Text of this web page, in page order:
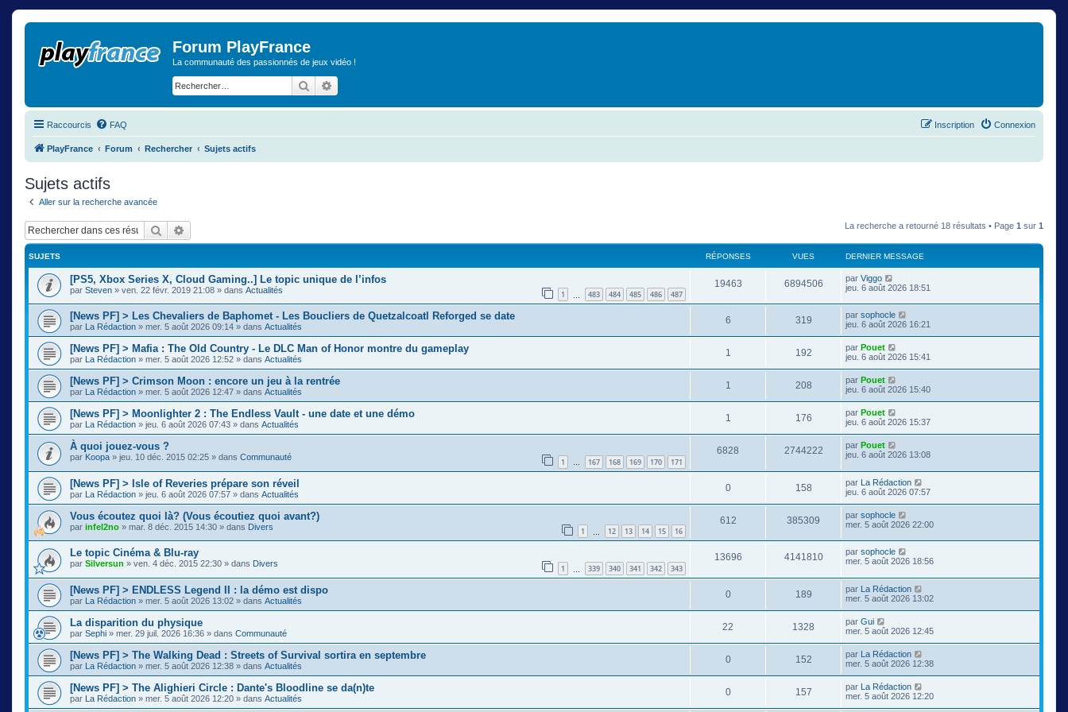
Forum PlayFrance
La communauté des passionnés de jeux vidéo !
Rechercher
Raccourcis FAQ Connexion
Inscription
PlayFrance Forum Rechercher Sujets actifs
Sujets actifs
Aller sur la recherche avancée
Rechercher La recherche a retourné 18 résultats • Page 1 sur 1
SUJETS RÉPONSES VUES DERNIER MESSAGE
[PS5, Xbox Series X, Cloud Gaming..] Le topic unique de l’infos
par Steven » ven. 22 févr. 2019 21:08 » dans Actualités 1 483 484 485 486 487
19463 6894506 par Viggo
jeu. 6 août 2026 18:51
[News PF] > Les Chevaliers de Baphomet - Les Boucliers de Quetzalcoatl Reforged se date
par La Rédaction » mer. 5 août 2026 09:14 » dans Actualités
6 319 par sophocle
jeu. 6 août 2026 16:21
[News PF] > Mafia : The Old Country - Le DLC Man of Honor montre du gameplay
par La Rédaction » mer. 5 août 2026 12:52 » dans Actualités
1 192 par Pouet
jeu. 6 août 2026 15:41
[News PF] > Crimson Moon : encore un jeu à la rentrée
par La Rédaction » mer. 5 août 2026 12:47 » dans Actualités
1 208 par Pouet
jeu. 6 août 2026 15:40
[News PF] > Moonlighter 2 : The Endless Vault - une date et une démo
par La Rédaction » jeu. 6 août 2026 07:43 » dans Actualités
1 176 par Pouet
jeu. 6 août 2026 15:37
À quoi jouez-vous ?
par Koopa » jeu. 10 déc. 2015 02:25 » dans Communauté 1 … 167 168 169 170 171
6828 2744222 par Pouet
jeu. 6 août 2026 13:08
[News PF] > Isle of Reveries prépare son réveil
par La Rédaction » jeu. 6 août 2026 07:57 » dans Actualités
0 158 par La Rédaction
jeu. 6 août 2026 07:57
Vous écoutez quoi là? (Vous écoutiez quoi avant?)
par infel2no » mar. 8 déc. 2015 14:30 » dans Divers 1 12 13 14 15 16
612 385309 par sophocle
mer. 5 août 2026 22:00
Le topic Cinéma & Blu-ray
par Silversun » ven. 4 déc. 2015 22:30 » dans Divers 1 339 340 341 342 343
13696 4141810 par sophocle
mer. 5 août 2026 18:56
[News PF] > ENDLESS Legend II : la démo est dispo
par La Rédaction » mer. 5 août 2026 13:02 » dans Actualités
0 189 par La Rédaction
mer. 5 août 2026 13:02
La disparition du physique
par Sephi » mer. 29 juil. 2026 16:36 » dans Communauté
22 1328 par Gui
mer. 5 août 2026 12:45
[News PF] > The Walking Dead : Streets of Survival sortira en septembre
par La Rédaction » mer. 5 août 2026 12:38 » dans Actualités
0 152 par La Rédaction
mer. 5 août 2026 12:38
[News PF] > The Alighieri Circle : Dante's Bloodline se da(n)te
par La Rédaction » mer. 5 août 2026 12:20 » dans Actualités
0 157 par La Rédaction
mer. 5 août 2026 12:20